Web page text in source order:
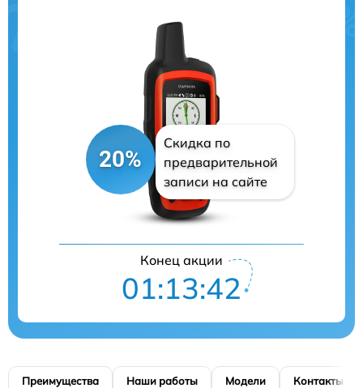
20%
Скидка по
предварительной
записи на сайте
Конец акции
01:13:41
Преимущества Наши работы Модели Контакты